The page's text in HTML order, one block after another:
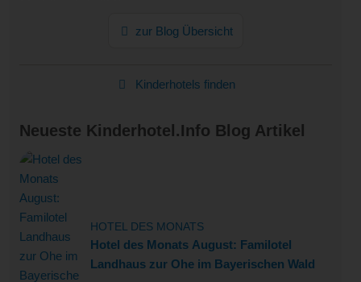
zur Blog Übersicht
Kinderhotels finden
Neueste Kinderhotel.Info Blog Artikel
HOTEL DES MONATS
Hotel des Monats August: Familotel
Landhaus zur Ohe im Bayerischen Wald